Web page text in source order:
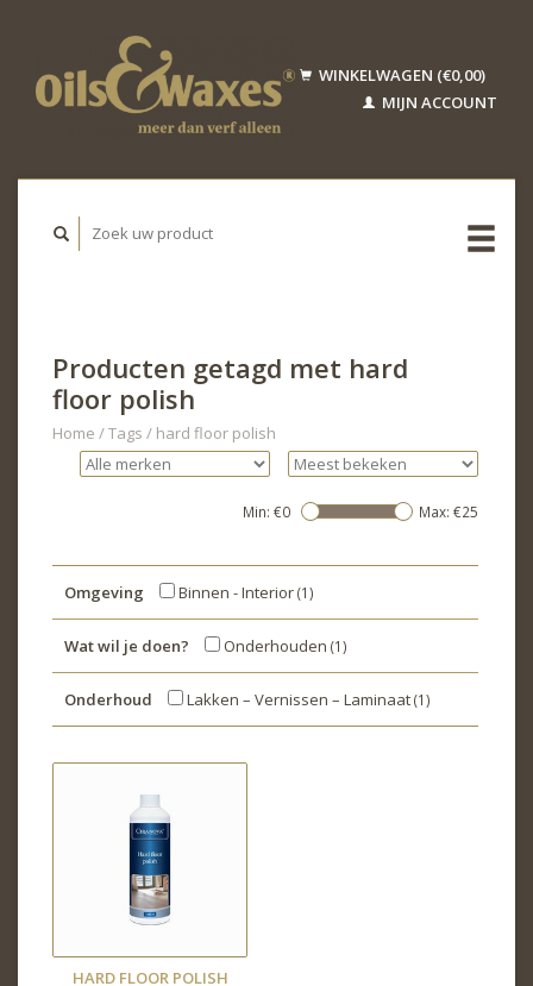
WINKELWAGEN (€0,00)
MIJN ACCOUNT
Producten getagd met hard
floor polish
Home /Tags / hard floor polish
Min: €0 Max: €25
Omgeving Binnen - Interior(1)
Wat wil je doen? Onderhouden (1)
Onderhoud Lakken – Vernissen – Laminaat(1)
HARD FLOOR POLISH